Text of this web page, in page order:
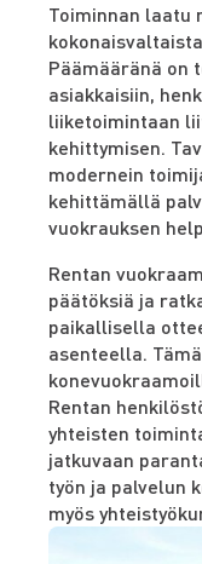
Toiminnan laatu
Päämääränä on
asiakkaisiin,
liiketoimintaan
kehittymisen.
modernein
kehittämällä
vuokrauksen
Rentan
päätöksiä ja
paikallisella
asenteella.
Rentan
yhteisten
jatkuvaan
työn ja palvelun
myös